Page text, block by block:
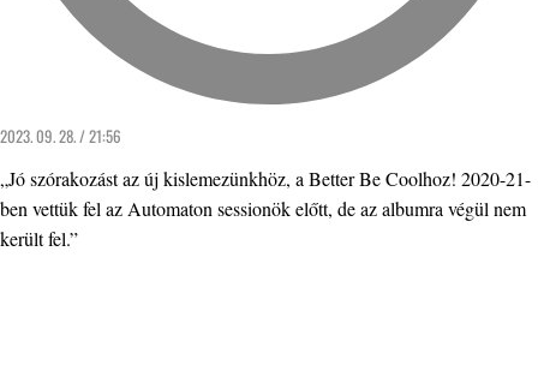
2023. 09. 28. / 21:56
„Jó szórakozást az új kislemezünkhöz, a Better Be Coolhoz! 2020-21-
ben vettük fel az Automaton sessionök előtt, de az albumra végül nem
került fel.”